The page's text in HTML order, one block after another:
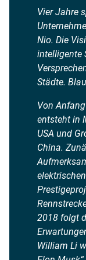
Vier Jahre
Nio. Die
intelligente
Städte.
Von
entsteht in
USA und
China.
2018 folgt
William Li